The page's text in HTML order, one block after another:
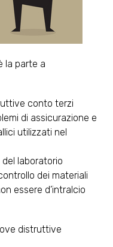
la parte a
conto terzi
di assicurazione e
utilizzati nel
laboratorio
dei materiali
essere d’intralcio
distruttive